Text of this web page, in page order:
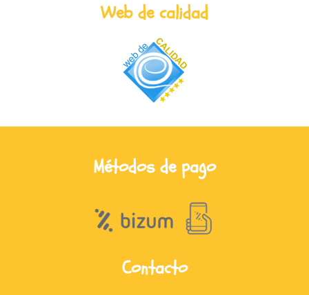
Web de calidad
Métodos de pago
Contacto